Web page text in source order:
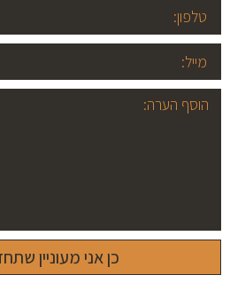
כן אני מעוניין